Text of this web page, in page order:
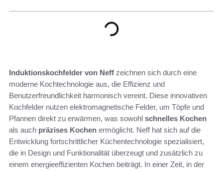
Induktionskochfelder von Neff zeichnen sich durch eine
moderne Kochtechnologie aus, die Effizienz und
Benutzerfreundlichkeit harmonisch vereint. Diese innovativen
Kochfelder nutzen elektromagnetische Felder, um Töpfe und
Pfannen direkt zu erwärmen, was sowohl schnelles Kochen
als auch präzises Kochen ermöglicht. Neff hat sich auf die
Entwicklung fortschrittlicher Küchentechnologie spezialisiert,
die in Design und Funktionalität überzeugt und zusätzlich zu
einem energieeffizienten Kochen beiträgt. In einer Zeit, in der